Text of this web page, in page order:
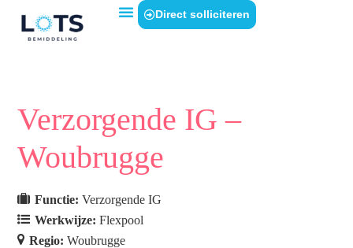
Direct solliciteren
Verzorgende IG –
Woubrugge
Functie:Verzorgende IG
Werkwijze:Flexpool
Regio:Woubrugge